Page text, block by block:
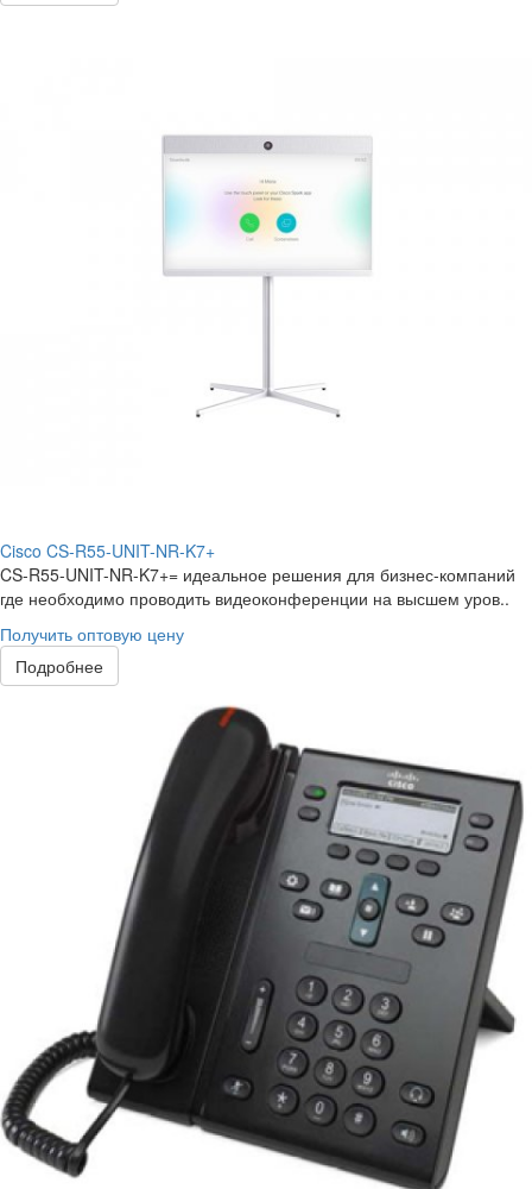
Cisco CS-R55-UNIT-NR-K7+
CS-R55-UNIT-NR-K7+= идеальное решения для бизнес-компаний
где необходимо проводить видеоконференции на высшем уров..
Получить оптовую цену
Подробнее